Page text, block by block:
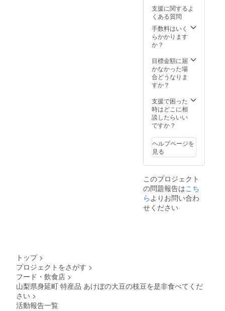
味くだ
さい。
支援に関するよ
くある質問
手数料はいく
らかかります
か？
目標金額に届
かなかった場
合どうなりま
すか？
支援で困った
時はどこに相
談したらいい
ですか？
ヘルプページを
見る
このプロジェクト
の問題報告はこち
らよりお問い合わ
せください
トップ >
プロジェクトをさがす >
フード・飲食店 >
山梨県身延町 特産品 あけぼの大豆の枝豆を是非食べてくだ
さい >
活動報告一覧